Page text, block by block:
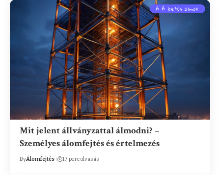
A-Á betűs álmok
Mit jelent állványzattal álmodni? –
Személyes álomfejtés és értelmezés
ByÁlomfejtés 17 perc olvasás